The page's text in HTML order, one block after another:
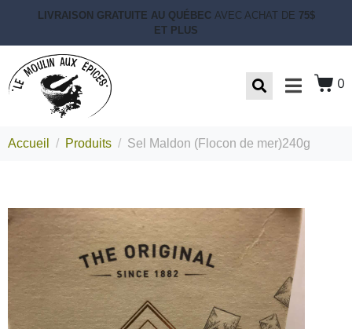
LIVRAISON GRATUITE AU QUÉBEC AVEC ACHAT DE 75$
ET PLUS
0
Accueil Produits Sel Maldon (Flocon de mer)240g